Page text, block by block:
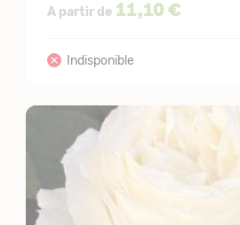
A partir de 11,10 €